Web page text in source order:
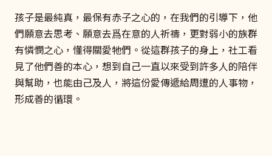
孩子是最純真，最保有赤子之心的，在我們的引導下，他
們願意去思考、願意去爲在意的人祈禱，更對弱小的族群
有憐憫之心，懂得關愛牠們。從這群孩子的身上，社工看
見了他們善的本心，想到自己一直以來受到許多人的陪伴
與幫助，也能由己及人，將這份愛傳遞給周遭的人事物，
形成善的循環。